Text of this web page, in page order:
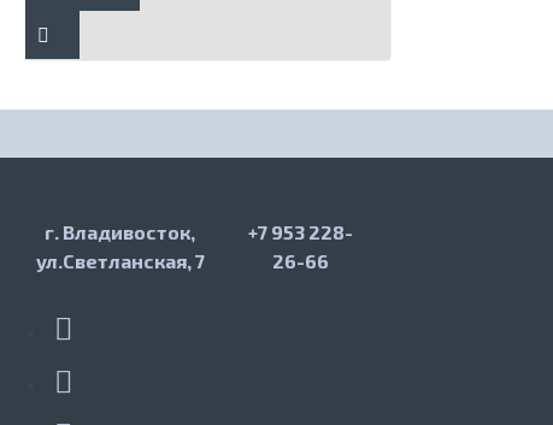
г. Владивосток,
ул.Светланская, 7
+7 953 228-
26-66